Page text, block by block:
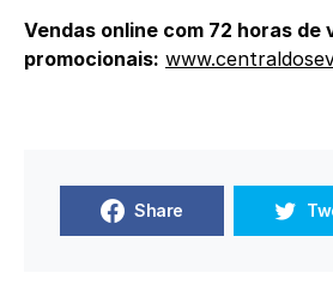
Vendas online com 72 horas de
promocionais:
Share